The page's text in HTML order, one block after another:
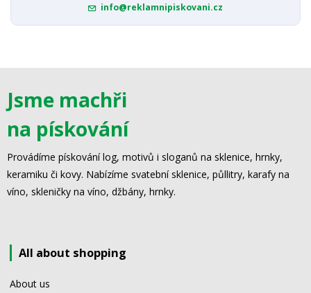
info@reklamnipiskovani.cz
Jsme machři
na pískování
Provádíme pískování log, motivů i sloganů na sklenice, hrnky,
keramiku či kovy. Nabízíme svatební sklenice, půllitry, karafy na
víno, skleničky na víno, džbány, hrnky.
All about shopping
About us